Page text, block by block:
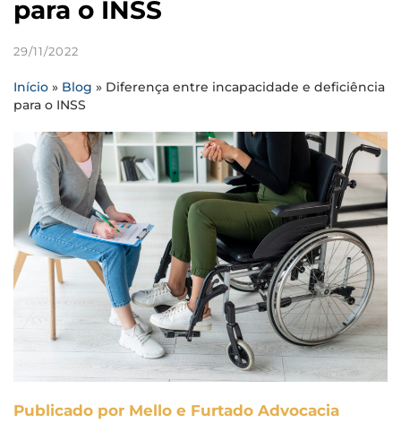
para o INSS
29/11/2022
Início » Blog » Diferença entre incapacidade e deficiência
para o INSS
Publicado por Mello e Furtado Advocacia